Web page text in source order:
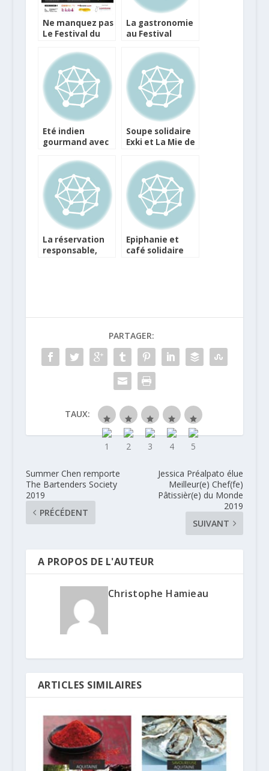
Ne manquez pas
Le Festival du
La gastronomie
au Festival
la Musique
Mécanique des
Gets
Eté indien
gourmand avec
Gastronomie
Festival
Soupe solidaire
Exki et La Mie de
La réservation
responsable,
Epiphanie et
café solidaire
PARTAGER:
TAUX:
Summer Chen remporte
The Bartenders Society
2019
PRÉCÉDENT
Jessica Préalpato élue
Meilleur(e) Chef(fe)
Pâtissièr(e) du Monde
2019
SUIVANT
A PROPOS DE L'AUTEUR
Christophe Hamieau
ARTICLES SIMILAIRES